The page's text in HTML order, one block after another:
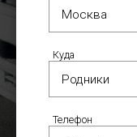
Куда
Телефон